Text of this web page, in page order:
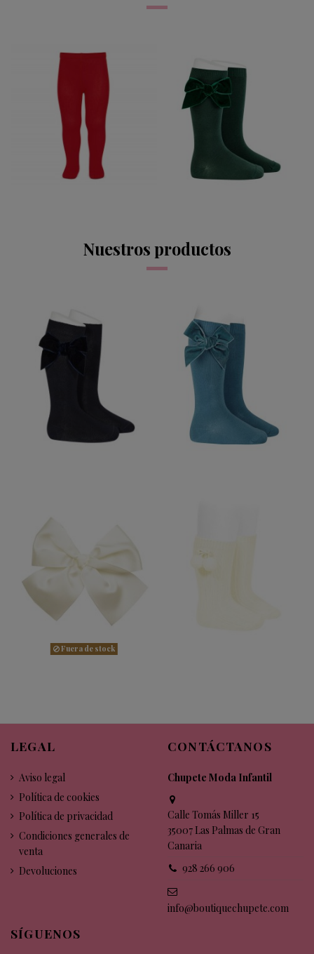
LEOTARDO LISO
CONDOR ROJO 550
12,95 €
CALCETIN ALTO LAZO
TERCIOPELO
CONDOR PINO 795
12,95 €
Nuestros productos
CALCETIN ALTO LAZO
TERCIOPELO
CONDOR MARINO 480
12,95 €
Fuera de stock
LEGAL
Aviso legal
Política de cookies
Política de privacidad
Condiciones generales de
venta
Devoluciones
CONTÁCTANOS
Chupete Moda Infantil
Calle Tomás Miller 15
35007 Las Palmas de Gran
Canaria
928 266 906
info@boutiquechupete.com
SÍGUENOS